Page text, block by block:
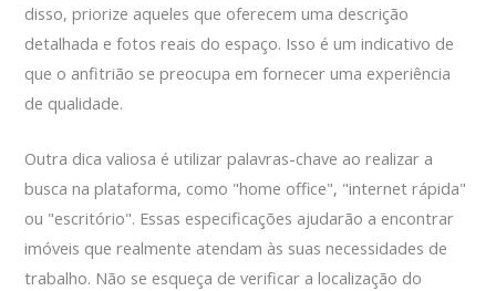
disso, priorize aqueles que oferecem uma descrição
detalhada e fotos reais do espaço. Isso é um indicativo de
que o anfitrião se preocupa em fornecer uma experiência
de qualidade.
Outra dica valiosa é utilizar palavras-chave ao realizar a
busca na plataforma, como "home office", "internet rápida"
ou "escritório". Essas especificações ajudarão a encontrar
imóveis que realmente atendam às suas necessidades de
trabalho. Não se esqueça de verificar a localização do